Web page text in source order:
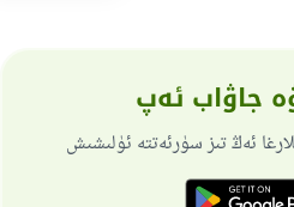
جاۋاب ئەپ
ئەڭ تىز سۈرئەتتە ئۈلىشىش